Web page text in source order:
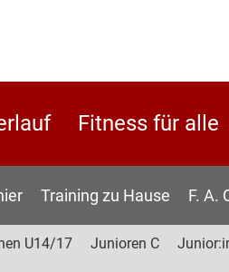
Fitness für alle
Training zu Hause F. A.
U14/17 Junioren C